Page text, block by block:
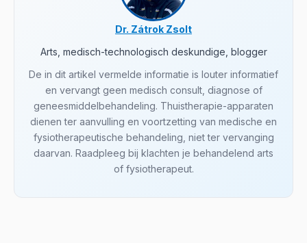
Dr. Zátrok Zsolt
Arts, medisch-technologisch deskundige, blogger
De in dit artikel vermelde informatie is louter informatief
en vervangt geen medisch consult, diagnose of
geneesmiddelbehandeling. Thuistherapie-apparaten
dienen ter aanvulling en voortzetting van medische en
fysiotherapeutische behandeling, niet ter vervanging
daarvan. Raadpleeg bij klachten je behandelend arts
of fysiotherapeut.